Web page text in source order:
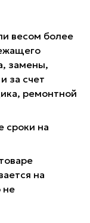
весом более
замены,
за счет
ремонтной
сроки на
на
не